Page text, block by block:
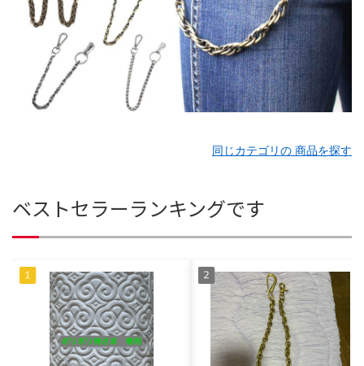
同じカテゴリの 商品を探す
ベストセラーランキングです